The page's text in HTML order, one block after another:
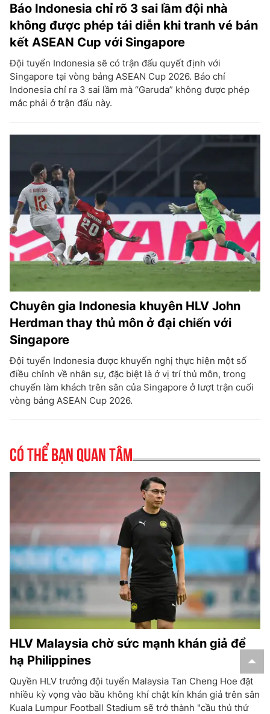
Báo Indonesia chỉ rõ 3 sai lầm đội nhà
không được phép tái diễn khi tranh vé bán
kết ASEAN Cup với Singapore
Đội tuyển Indonesia sẽ có trận đấu quyết định với
Singapore tại vòng bảng ASEAN Cup 2026. Báo chí
Indonesia chỉ ra 3 sai lầm mà “Garuda” không được phép
mắc phải ở trận đấu này.
Chuyên gia Indonesia khuyên HLV John
Herdman thay thủ môn ở đại chiến với
Singapore
Đội tuyển Indonesia được khuyến nghị thực hiện một số
điều chỉnh về nhân sự, đặc biệt là ở vị trí thủ môn, trong
chuyến làm khách trên sân của Singapore ở lượt trận cuối
vòng bảng ASEAN Cup 2026.
Có thể bạn quan tâm
HLV Malaysia chờ sức mạnh khán giả để
hạ Philippines
Quyền HLV trưởng đội tuyển Malaysia Tan Cheng Hoe đặt
nhiều kỳ vọng vào bầu không khí chật kín khán giả trên sân
Kuala Lumpur Football Stadium sẽ trở thành "cầu thủ thứ